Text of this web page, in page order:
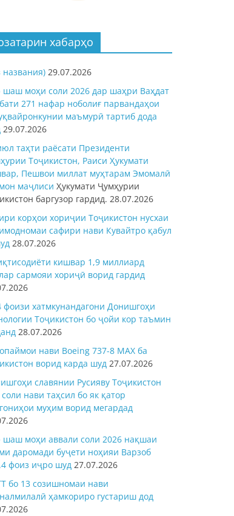
хабарҳо
названия) 29.07.2026
шаш моҳи соли 2026 дар шаҳри Ваҳдат
271 нафар ноболиғ парвандаҳои
маъмурӣ тартиб дода
29.07.2026
таҳти раёсати Президенти
Тоҷикистон, Раиси Ҳукумати
Пешвои миллат муҳтарам Эмомалӣ
маҷлиси Ҳукумати Ҷумҳурии
баргузор гардид. 28.07.2026
корҳои хориҷии Тоҷикистон нусхаи
сафири нави Кувайтро қабул
28.07.2026
кишвар 1,9 миллиард
сармояи хориҷӣ ворид гардид
фоизи хатмкунандагони Донишгоҳи
Тоҷикистон бо ҷойи кор таъмин
28.07.2026
нави Boeing 737-8 MAX ба
ворид карда шуд 27.07.2026
славянии Русияву Тоҷикистон
нави таҳсил бо як қатор
муҳим ворид мегардад
шаш моҳи аввали соли 2026 нақшаи
даромади буҷети ноҳияи Варзоб
фоиз иҷро шуд 27.07.2026
бо 13 созишномаи нави
ҳамкориро густариш дод